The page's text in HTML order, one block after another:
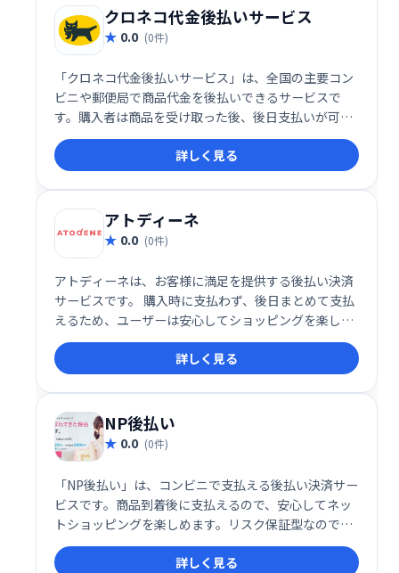
クロネコ代金後払いサービス
0.0 (0件)
「クロネコ代金後払いサービス」は、全国の主要コン
ビニや郵便局で商品代金を後払いできるサービスで
す。購入者は商品を受け取った後、後日支払いが可能
です。ヤマトクレジットファイナンス株式会社が代金
を立替払いするため、販売店は迅速に売上を確保でき
ます。お客様は便利な後払い決済で、安心してショッ
ピングをお楽しみいただけます。
詳しく見る
アトディーネ
0.0 (0件)
アトディーネは、お客様に満足を提供する後払い決済
サービスです。 購入時に支払わず、後日まとめて支払
えるため、ユーザーは安心してショッピングを楽しめ
ます。 事業者様にとっても、売上アップや顧客満足度
向上に貢献します。 手軽で便利なアトディーネで、快
適な決済体験を実現しましょう。
詳しく見る
NP後払い
0.0 (0件)
「NP後払い」は、コンビニで支払える後払い決済サー
ビスです。商品到着後に支払えるので、安心してネッ
トショッピングを楽しめます。リスク保証型なので、
事業者様は売上増加と顧客満足度の向上を実現できま
す。手軽で便利な後払い決済を導入しませんか？
詳しく見る